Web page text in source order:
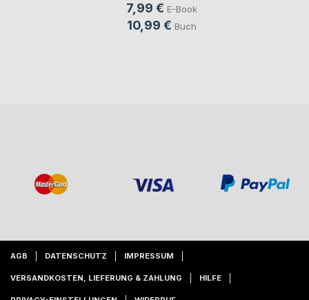
7,99 € E-Book
10,99 € Buch
AGB DATENSCHUTZ IMPRESSUM
VERSANDKOSTEN, LIEFERUNG & ZAHLUNG HILFE